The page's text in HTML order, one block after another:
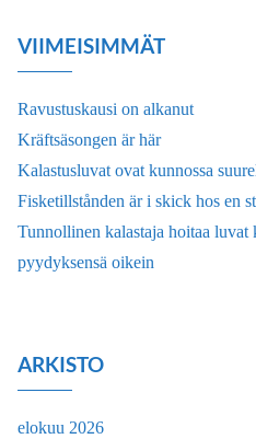
VIIMEISIMMÄT
Ravustuskausi on alkanut
Kräftsäsongen är här
Kalastusluvat ovat kunnossa
Fisketillstånden är i skick hos en
Tunnollinen kalastaja hoitaa luvat
pyydyksensä oikein
ARKISTO
elokuu 2026